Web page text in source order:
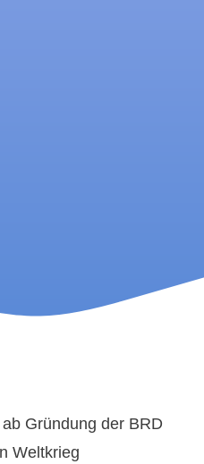
Gründung der BRD
Weltkrieg